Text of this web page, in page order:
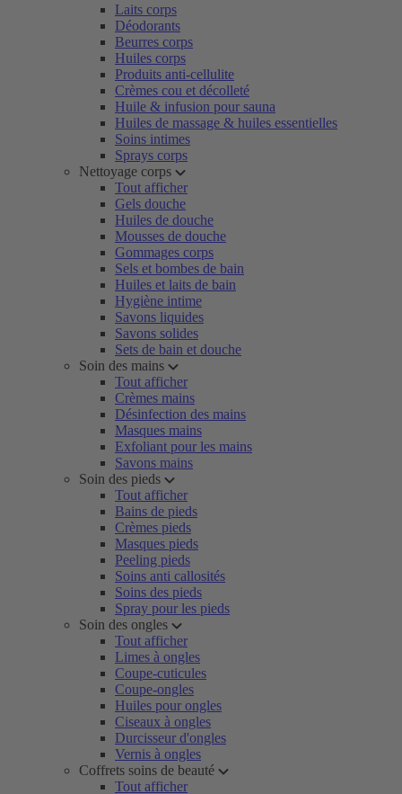
Laits corps
Déodorants
Beurres corps
Huiles corps
Produits anti-cellulite
Crèmes cou et décolleté
Huile & infusion pour sauna
Huiles de massage & huiles essentielles
Soins intimes
Sprays corps
Nettoyage corps
Tout afficher
Gels douche
Huiles de douche
Mousses de douche
Gommages corps
Sels et bombes de bain
Huiles et laits de bain
Hygiène intime
Savons liquides
Savons solides
Sets de bain et douche
Soin des mains
Tout afficher
Crèmes mains
Désinfection des mains
Masques mains
Exfoliant pour les mains
Savons mains
Soin des pieds
Tout afficher
Bains de pieds
Crèmes pieds
Masques pieds
Peeling pieds
Soins anti callosités
Soins des pieds
Spray pour les pieds
Soin des ongles
Tout afficher
Limes à ongles
Coupe-cuticules
Coupe-ongles
Huiles pour ongles
Ciseaux à ongles
Durcisseur d'ongles
Vernis à ongles
Coffrets soins de beauté
Tout afficher